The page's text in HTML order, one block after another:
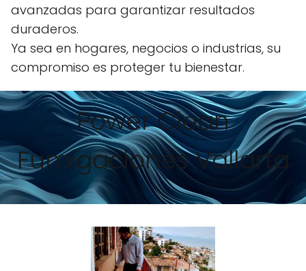
avanzadas para garantizar resultados
duraderos.
Ya sea en hogares, negocios o industrias, su
compromiso es proteger tu bienestar.
Power Clean
Fumigaciones Vallarta